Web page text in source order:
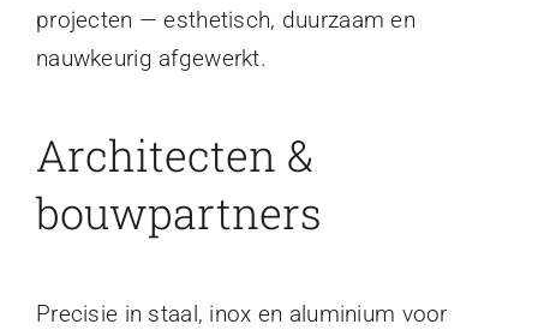
projecten — esthetisch, duurzaam en
nauwkeurig afgewerkt.
Architecten &
bouwpartners
Precisie in staal, inox en aluminium voor